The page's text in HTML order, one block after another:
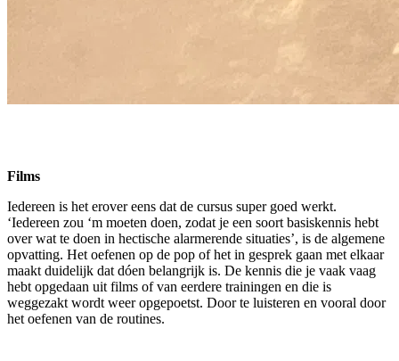
Films
Iedereen is het erover eens dat de cursus super goed werkt.
‘Iedereen zou ‘m moeten doen, zodat je een soort basiskennis hebt
over wat te doen in hectische alarmerende situaties’, is de algemene
opvatting. Het oefenen op de pop of het in gesprek gaan met elkaar
maakt duidelijk dat dóen belangrijk is. De kennis die je vaak vaag
hebt opgedaan uit films of van eerdere trainingen en die is
weggezakt wordt weer opgepoetst. Door te luisteren en vooral door
het oefenen van de routines.